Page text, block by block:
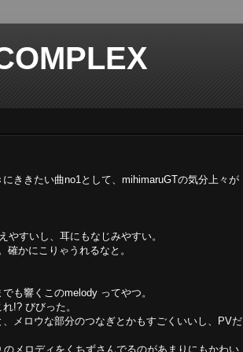
ききたい曲no1として、mihimaruGTの気分上々が
すいし、耳にもなじみやすい。
かにこりゃうれるなと。
も響くこのmelody ってやつ。
!? びびった。
メロウな部分のつなぎとかもすごくいいし、PVだ
メロディをくちずさんでるのがあまりにもかわい